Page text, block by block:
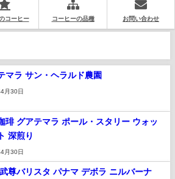
コーヒー コーヒーの品種 お問い合わせ
マラ サン・ヘラルド農園
月30日
琲 グアテマラ ポール・スタリー ウォッ
深煎り
月30日
尊バリスタ パナマ デボラ ニルバーナ